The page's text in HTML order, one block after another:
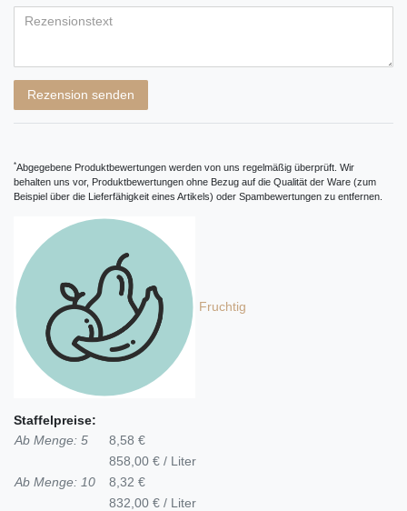
Rezension senden
*Abgegebene Produktbewertungen werden von uns regelmäßig überprüft. Wir
behalten uns vor, Produktbewertungen ohne Bezug auf die Qualität der Ware (zum
Beispiel über die Lieferfähigkeit eines Artikels) oder Spambewertungen zu entfernen.
Fruchtig
Staffelpreise:
Ab Menge: 5
8,58 €
858,00 € / Liter
Ab Menge: 10
8,32 €
832,00 € / Liter